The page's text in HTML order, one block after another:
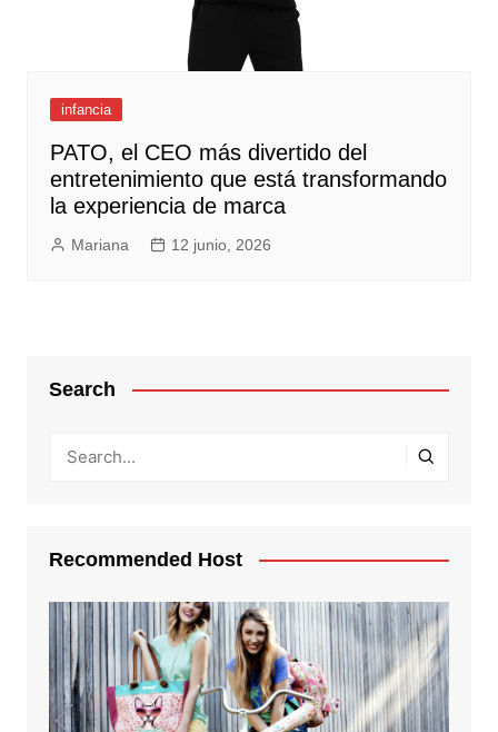
infancia
PATO, el CEO más divertido del
entretenimiento que está transformando
la experiencia de marca
Mariana 12 junio, 2026
Search
Recommended Host